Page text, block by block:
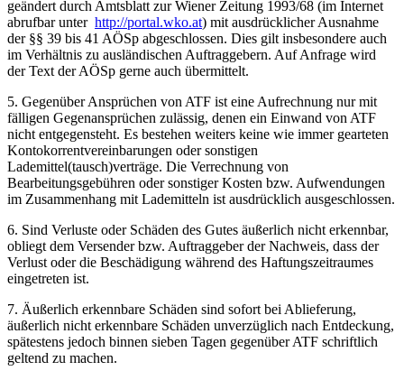
geändert durch Amtsblatt zur Wiener Zeitung 1993/68 (im Internet
abrufbar unter http://portal.wko.at) mit ausdrücklicher Ausnahme
der §§ 39 bis 41 AÖSp abgeschlossen. Dies gilt insbesondere auch
im Verhältnis zu ausländischen Auftraggebern. Auf Anfrage wird
der Text der AÖSp gerne auch übermittelt.
5. Gegenüber Ansprüchen von ATF ist eine Aufrechnung nur mit
fälligen Gegenansprüchen zulässig, denen ein Einwand von ATF
nicht entgegensteht. Es bestehen weiters keine wie immer gearteten
Kontokorrentvereinbarungen oder sonstigen
Lademittel(tausch)verträge. Die Verrechnung von
Bearbeitungsgebühren oder sonstiger Kosten bzw. Aufwendungen
im Zusammenhang mit Lademitteln ist ausdrücklich ausgeschlossen.
6. Sind Verluste oder Schäden des Gutes äußerlich nicht erkennbar,
obliegt dem Versender bzw. Auftraggeber der Nachweis, dass der
Verlust oder die Beschädigung während des Haftungszeitraumes
eingetreten ist.
7. Äußerlich erkennbare Schäden sind sofort bei Ablieferung,
äußerlich nicht erkennbare Schäden unverzüglich nach Entdeckung,
spätestens jedoch binnen sieben Tagen gegenüber ATF schriftlich
geltend zu machen.